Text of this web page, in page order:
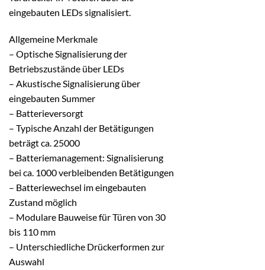
eingebauten LEDs signalisiert.
Allgemeine Merkmale
– Optische Signalisierung der
Betriebszustände über LEDs
– Akustische Signalisierung über
eingebauten Summer
– Batterieversorgt
– Typische Anzahl der Betätigungen
beträgt ca. 25000
– Batteriemanagement: Signalisierung
bei ca. 1000 verbleibenden Betätigungen
– Batteriewechsel im eingebauten
Zustand möglich
– Modulare Bauweise für Türen von 30
bis 110 mm
– Unterschiedliche Drückerformen zur
Auswahl